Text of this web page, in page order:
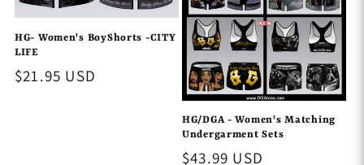
HG- Women's BoyShorts -CITY
LIFE
Precio
$21.95 USD
HG/DGA - Women's Matching
Undergarment Sets
Precio
$43.99 USD